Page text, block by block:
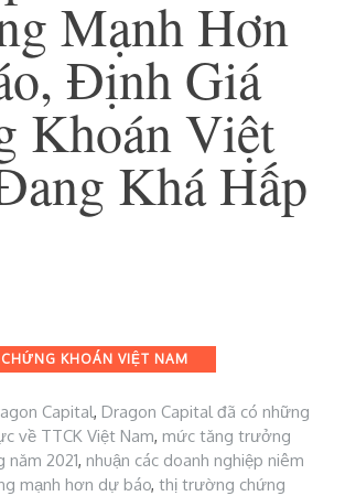
Mạnh Hơn
Định Giá
Khoán Việt
Khá Hấp
2021
KHOÁN VIỆT NAM
Capital,Dragon Capital đã có những
về TTCK Việt Nam,mức tăng trưởng
năm 2021,nhuận các doanh nghiệp niêm
mạnh hơn dự báo,thị trường chứng